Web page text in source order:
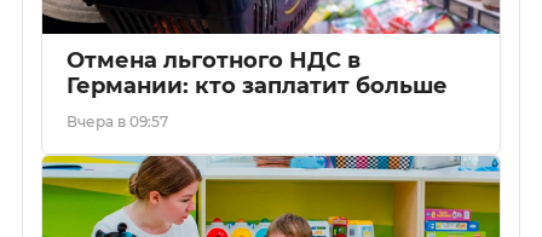
Отмена льготного НДС в
Германии: кто заплатит больше
Вчера в 09:57